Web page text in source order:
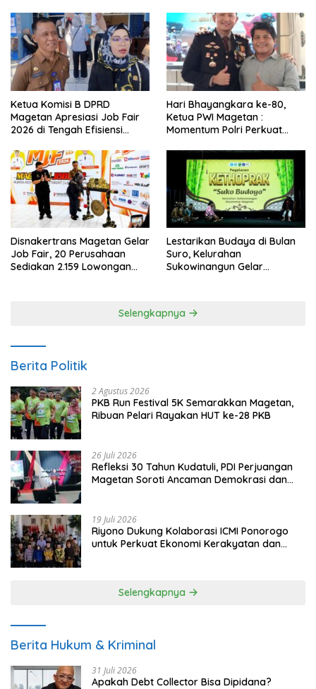
Ketua Komisi B DPRD
Magetan Apresiasi Job Fair
2026 di Tengah Efisiensi
Hari Bhayangkara ke-80,
Ketua PWI Magetan :
Momentum Polri Perkuat
Disnakertrans Magetan Gelar
Job Fair, 20 Perusahaan
Sediakan 2.159 Lowongan
Lestarikan Budaya di Bulan
Suro, Kelurahan
Sukowinangun Gelar
Selengkapnya
Berita Politik
2 Agustus 2026
PKB Run Festival 5K Semarakkan Magetan,
Ribuan Pelari Rayakan HUT ke-28 PKB
26 Juli 2026
Refleksi 30 Tahun Kudatuli, PDI Perjuangan
Magetan Soroti Ancaman Demokrasi dan
19 Juli 2026
Riyono Dukung Kolaborasi ICMI Ponorogo
untuk Perkuat Ekonomi Kerakyatan dan
Selengkapnya
Berita Hukum & Kriminal
31 Juli 2026
Apakah Debt Collector Bisa Dipidana?